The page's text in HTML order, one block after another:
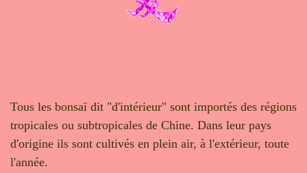
Tous les bonsaï dit "d'intérieur" sont importés des régions
tropicales ou subtropicales de Chine. Dans leur pays
d'origine ils sont cultivés en plein air, à l'extérieur, toute
l'année.